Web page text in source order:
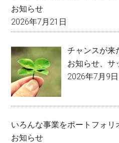
お知らせ
2026年7月21日
チャンスが来
お知らせ、サ
2026年7月9日
いろんな事業をポートフォリ
お知らせ